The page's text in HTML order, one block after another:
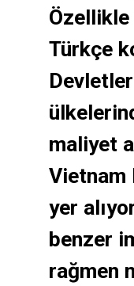
Türkçe
maliyet
Vietnam
yer
benzer
rağmen